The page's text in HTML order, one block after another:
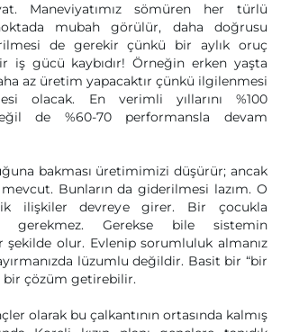
Maneviyatımız sömüren her türlü
mubah görülür, daha doğrusu
de gerekir çünkü bir aylık oruç
iş gücü kaybıdır! Örneğin erken yaşta
az üretim yapacaktır çünkü ilgilenmesi
olacak. En verimli yıllarını %100
de %60-70 performansla devam
bakması üretimimizi düşürür; ancak
Bunların da giderilmesi lazım. O
ilişkiler devreye girer. Bir çocukla
gerekmez. Gerekse bile sistemin
şekilde olur. Evlenip sorumluluk almanız
lüzumlu değildir. Basit bir “bir
bir çözüm getirebilir.
olarak bu çalkantının ortasında kalmış